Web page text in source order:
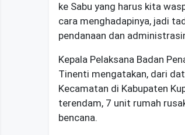
ke Sabu yang harus kita
cara menghadapinya, jadi
pendanaan dan
Kepala Pelaksana Badan
Tinenti mengatakan, dari
Kecamatan di Kabupaten
terendam, 7 unit rumah
bencana.